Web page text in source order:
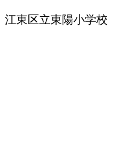
江東区立東陽小学校